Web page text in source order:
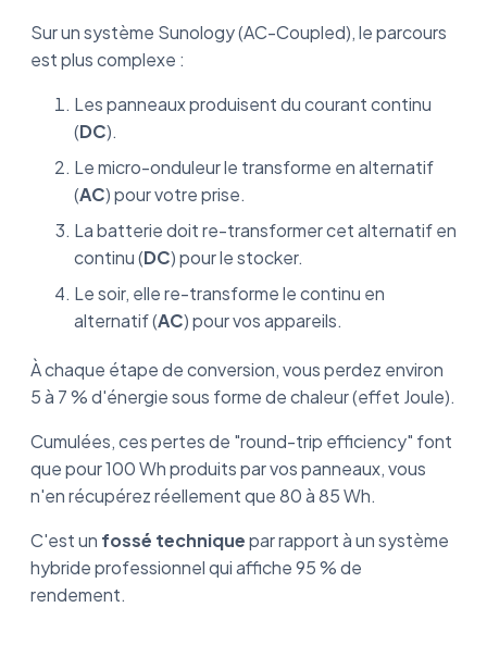
Sur un système Sunology (AC-Coupled), le parcours
est plus complexe :
Les panneaux produisent du courant continu
(DC).
Le micro-onduleur le transforme en alternatif
(AC) pour votre prise.
La batterie doit re-transformer cet alternatif en
continu (DC) pour le stocker.
Le soir, elle re-transforme le continu en
alternatif (AC) pour vos appareils.
À chaque étape de conversion, vous perdez environ
5 à 7 % d'énergie sous forme de chaleur (effet Joule).
Cumulées, ces pertes de "round-trip efficiency" font
que pour 100 Wh produits par vos panneaux, vous
n'en récupérez réellement que 80 à 85 Wh.
C'est un fossé techniquepar rapport à un système
hybride professionnel qui affiche 95 % de
rendement.